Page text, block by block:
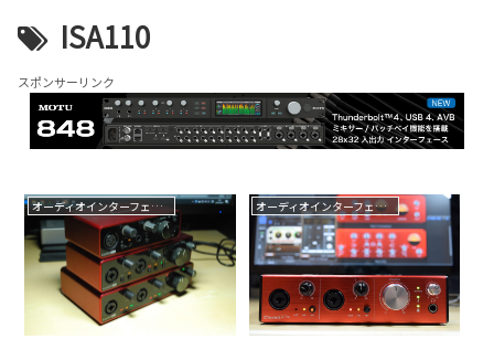
ISA110
スポンサーリンク
オーディオインターフェイス オーディオインターフェイス